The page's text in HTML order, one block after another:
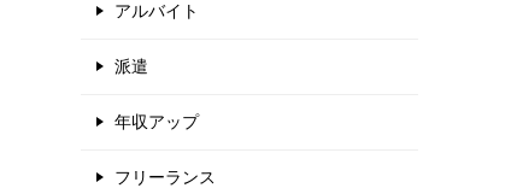
アルバイト
派遣
年収アップ
フリーランス